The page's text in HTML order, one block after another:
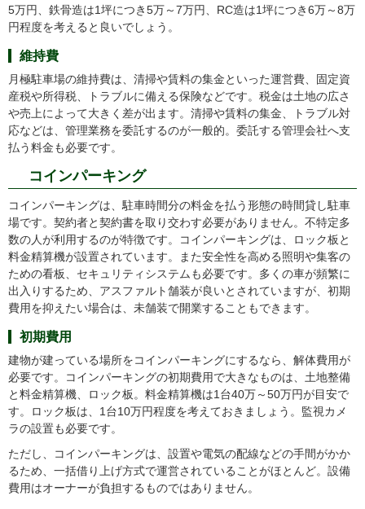
5万円、鉄骨造は1坪につき5万～7万円、RC造は1坪につき6万～8万
円程度を考えると良いでしょう。
維持費
月極駐車場の維持費は、清掃や賃料の集金といった運営費、固定資
産税や所得税、トラブルに備える保険などです。税金は土地の広さ
や売上によって大きく差が出ます。清掃や賃料の集金、トラブル対
応などは、管理業務を委託するのが一般的。委託する管理会社へ支
払う料金も必要です。
コインパーキング
コインパーキングは、駐車時間分の料金を払う形態の時間貸し駐車
場です。契約者と契約書を取り交わす必要がありません。不特定多
数の人が利用するのが特徴です。コインパーキングは、ロック板と
料金精算機が設置されています。また安全性を高める照明や集客の
ための看板、セキュリティシステムも必要です。多くの車が頻繁に
出入りするため、アスファルト舗装が良いとされていますが、初期
費用を抑えたい場合は、未舗装で開業することもできます。
初期費用
建物が建っている場所をコインパーキングにするなら、解体費用が
必要です。コインパーキングの初期費用で大きなものは、土地整備
と料金精算機、ロック板。料金精算機は1台40万～50万円が目安で
す。ロック板は、1台10万円程度を考えておきましょう。監視カメ
ラの設置も必要です。
ただし、コインパーキングは、設置や電気の配線などの手間がかか
るため、一括借り上げ方式で運営されていることがほとんど。設備
費用はオーナーが負担するものではありません。